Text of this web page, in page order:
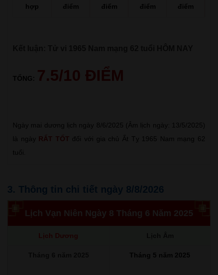
hợp
điểm
điểm
điểm
điểm
TỔNG: 7.5/10 ĐIỂM
Ngày mai dương lịch ngày 8/6/2025 (Âm lịch ngày: 13/5/2025)
là ngày RẤT TỐT đối với gia chủ Ất Tỵ 1965 Nam mạng 62
tuổi.
3. Thông tin chi tiết ngày 8/8/2026
Lịch Vạn Niên Ngày 8 Tháng 6 Năm 2025
Lịch Dương
Tháng 5 năm 2025